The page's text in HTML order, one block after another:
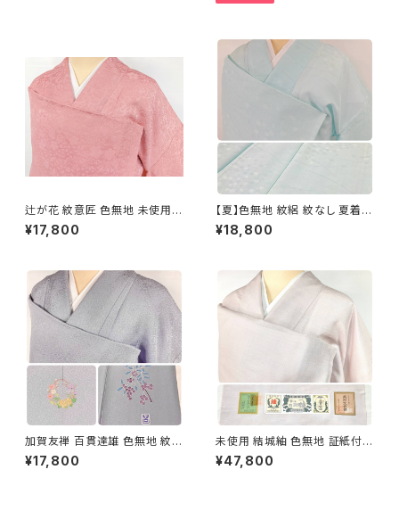
辻が花 紋意匠 色無地 未使用
正絹 一つ紋 ピンク 撫子色 101
1
¥17,800
【夏】色無地 紋絽 紋なし 夏着物
正絹 黄緑 水色 アイスブルー 12
39
¥18,800
加賀友禅 百貫達雄 色無地 紋意
匠 正絹 華紋 洒落紋 葡萄 紫 淡
藤色 1100
¥17,800
未使用 結城紬 色無地 証紙付き
紋なし トールサイズ 身幅有り
袷 正絹 ピンク 1367
¥47,800